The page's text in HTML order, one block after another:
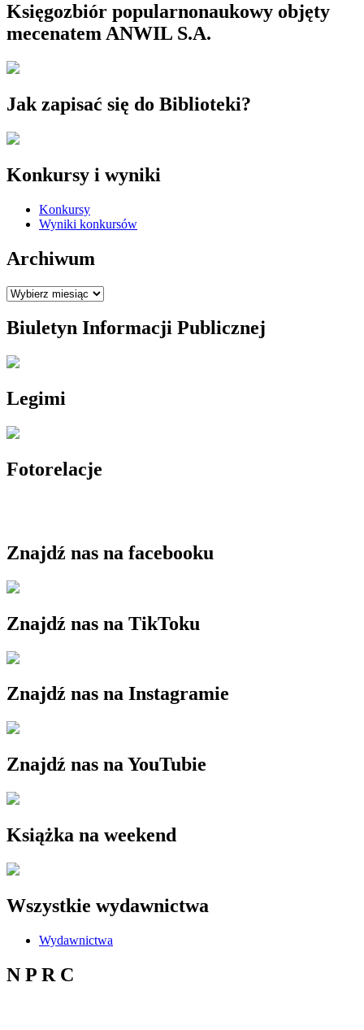
Księgozbiór popularnonaukowy objęty
mecenatem ANWIL S.A.
Jak zapisać się do Biblioteki?
Konkursy i wyniki
Konkursy
Wyniki konkursów
Archiwum
Archiwum
Biuletyn Informacji Publicznej
Legimi
Fotorelacje
Znajdź nas na facebooku
Znajdź nas na TikToku
Znajdź nas na Instagramie
Znajdź nas na YouTubie
Książka na weekend
Wszystkie wydawnictwa
Wydawnictwa
N P R C